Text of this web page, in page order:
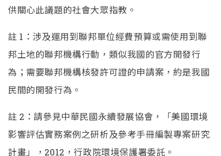
供關心此議題的社會大眾指教。
註 1 ：涉及運用到聯邦單位經費預算或需使用到聯
邦土地的聯邦機構行動，類似我國的官方開發行
為；需要聯邦機構核發許可證的申請案，約是我國
民間的開發行為。
註 2 ：請參見中華民國永續發展協會，「美國環境
影響評估實務案例之研析及參考手冊編製專案研究
計畫」， 2012 ，行政院環境保護署委託。